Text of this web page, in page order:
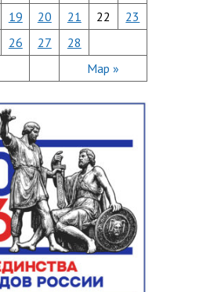
Мар »
19 20 21 22
23
26 27 28